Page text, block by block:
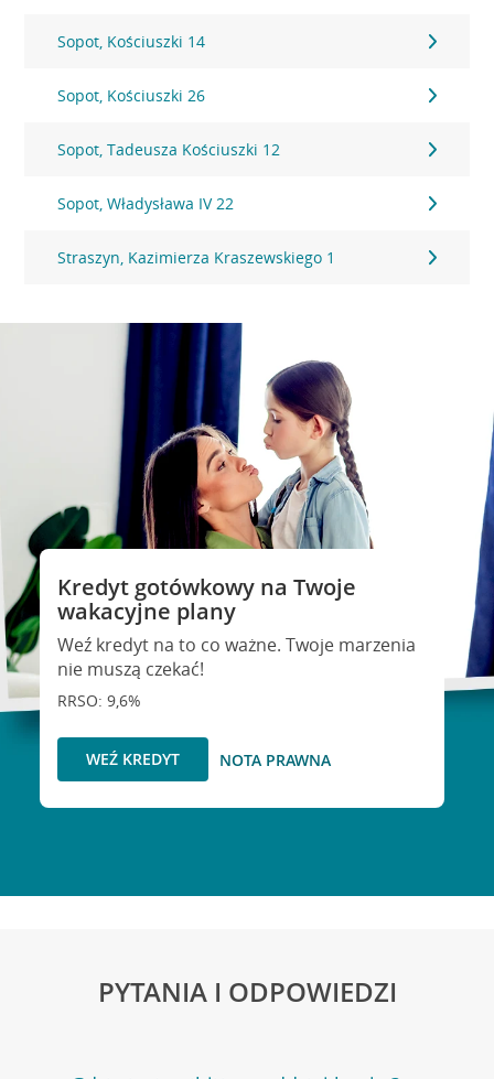
Sopot, Kościuszki 14
Sopot, Kościuszki 26
Sopot, Tadeusza Kościuszki 12
Sopot, Władysława IV 22
Straszyn, Kazimierza Kraszewskiego 1
Kredyt gotówkowy na Twoje
wakacyjne plany
Weź kredyt na to co ważne. Twoje marzenia
nie muszą czekać!
RRSO: 9,6%
WEŹ KREDYT NOTA PRAWNA
PYTANIA I ODPOWIEDZI